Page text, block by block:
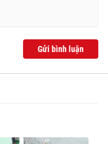
Gửi bình luận